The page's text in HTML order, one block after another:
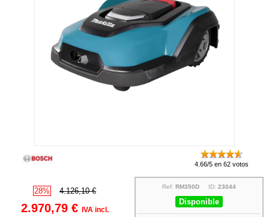
4.66/5 en 62 votos
28% 4.126,10 €
2.970,79 € IVA incl.
Ref: RM350DID: 23044
Disponible